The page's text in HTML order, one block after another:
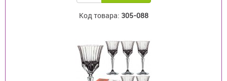
Код товара: 305-088